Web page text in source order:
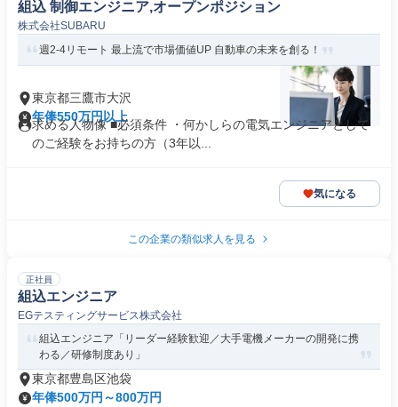
組込 制御エンジニア,オープンポジション
株式会社SUBARU
週2-4リモート 最上流で市場価値UP 自動車の未来を創る！
東京都三鷹市大沢
年俸550万円以上
求める人物像 ■必須条件 ・何かしらの電気エンジニアとして
のご経験をお持ちの方（3年以...
気になる
この企業の類似求人を見る
正社員
組込エンジニア
EGテスティングサービス株式会社
組込エンジニア「リーダー経験歓迎／大手電機メーカーの開発に携
わる／研修制度あり」
東京都豊島区池袋
年俸500万円～800万円